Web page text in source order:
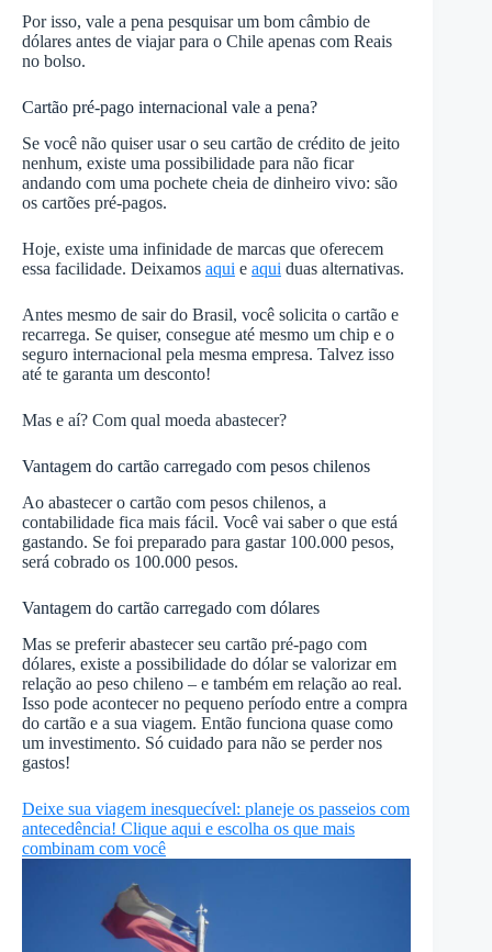
Por isso, vale a pena pesquisar um bom câmbio de
dólares antes de viajar para o Chile apenas com Reais
no bolso.
Cartão pré-pago internacional vale a pena?
Se você não quiser usar o seu cartão de crédito de jeito
nenhum, existe uma possibilidade para não ficar
andando com uma pochete cheia de dinheiro vivo: são
os cartões pré-pagos.
Hoje, existe uma infinidade de marcas que oferecem
essa facilidade. Deixamos aqui e aqui duas alternativas.
Antes mesmo de sair do Brasil, você solicita o cartão e
recarrega. Se quiser, consegue até mesmo um chip e o
seguro internacional pela mesma empresa. Talvez isso
até te garanta um desconto!
Mas e aí? Com qual moeda abastecer?
Vantagem do cartão carregado com pesos chilenos
Ao abastecer o cartão com pesos chilenos, a
contabilidade fica mais fácil. Você vai saber o que está
gastando. Se foi preparado para gastar 100.000 pesos,
será cobrado os 100.000 pesos.
Vantagem do cartão carregado com dólares
Mas se preferir abastecer seu cartão pré-pago com
dólares, existe a possibilidade do dólar se valorizar em
relação ao peso chileno – e também em relação ao real.
Isso pode acontecer no pequeno período entre a compra
do cartão e a sua viagem. Então funciona quase como
um investimento. Só cuidado para não se perder nos
gastos!
Deixe sua viagem inesquecível: planeje os passeios com
antecedência! Clique aqui e escolha os que mais
combinam com você